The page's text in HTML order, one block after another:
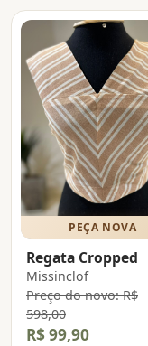
PEÇA NOVA
Regata Cropped
Missinclof
Preço do novo: R$
598,00
R$ 99,90